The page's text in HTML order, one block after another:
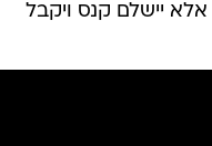
יישלם קנס ויקבל